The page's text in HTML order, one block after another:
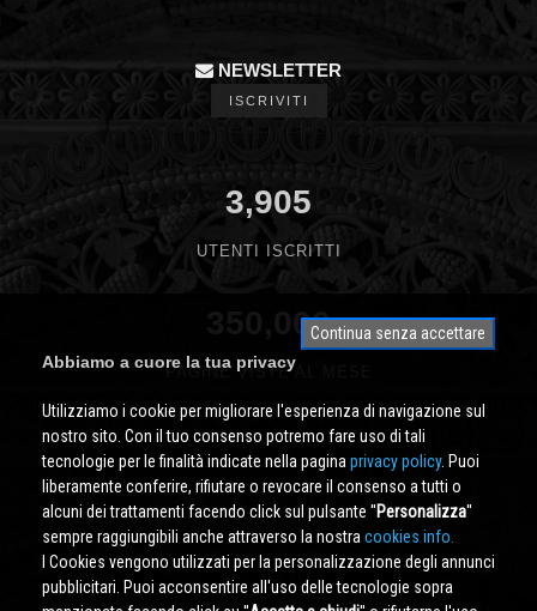
NEWSLETTER
ISCRIVITI
3,905
UTENTI ISCRITTI
350,000
PAGINE VISTE AL MESE
Continua senza accettare
Abbiamo a cuore la tua privacy
Utilizziamo i cookie per migliorare l'esperienza di navigazione sul
nostro sito. Con il tuo consenso potremo fare uso di tali
tecnologie per le finalità indicate nella pagina privacy policy. Puoi
liberamente conferire, rifiutare o revocare il consenso a tutti o
alcuni dei trattamenti facendo click sul pulsante ''Personalizza''
sempre raggiungibili anche attraverso la nostra cookies info.
I Cookies vengono utilizzati per la personalizzazione degli annunci
pubblicitari. Puoi acconsentire all'uso delle tecnologie sopra